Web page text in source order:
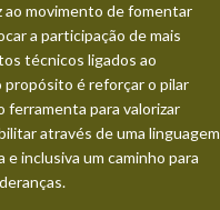
ao movimento de fomentar
a participação de mais
técnicos ligados ao
propósito é reforçar o pilar
ferramenta para valorizar
através de uma linguagem
e inclusiva um caminho para